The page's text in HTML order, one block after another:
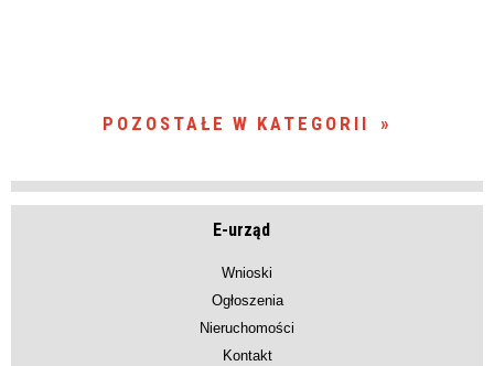
POZOSTAŁE W KATEGORII
E-urząd
Wnioski
Ogłoszenia
Nieruchomości
Kontakt